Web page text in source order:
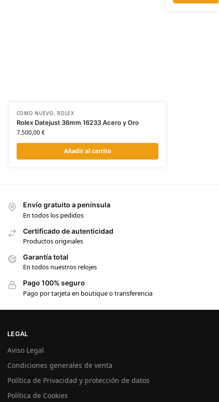
COMO NUEVO, ROLEX
Rolex Datejust 36mm 16233 Acero y Oro
7.500,00€
Añadir al carrito
Envío gratuito a península
En todos los pedidos
Certificado de autenticidad
Productos originales
Garantía total
En todos nuestros relojes
Pago 100% seguro
Pago por tarjeta en boutique o transferencia
LEGAL
Aviso Legal
Condiciones generales de venta
Política de Privacidad y protección de datos
Política de Cookies